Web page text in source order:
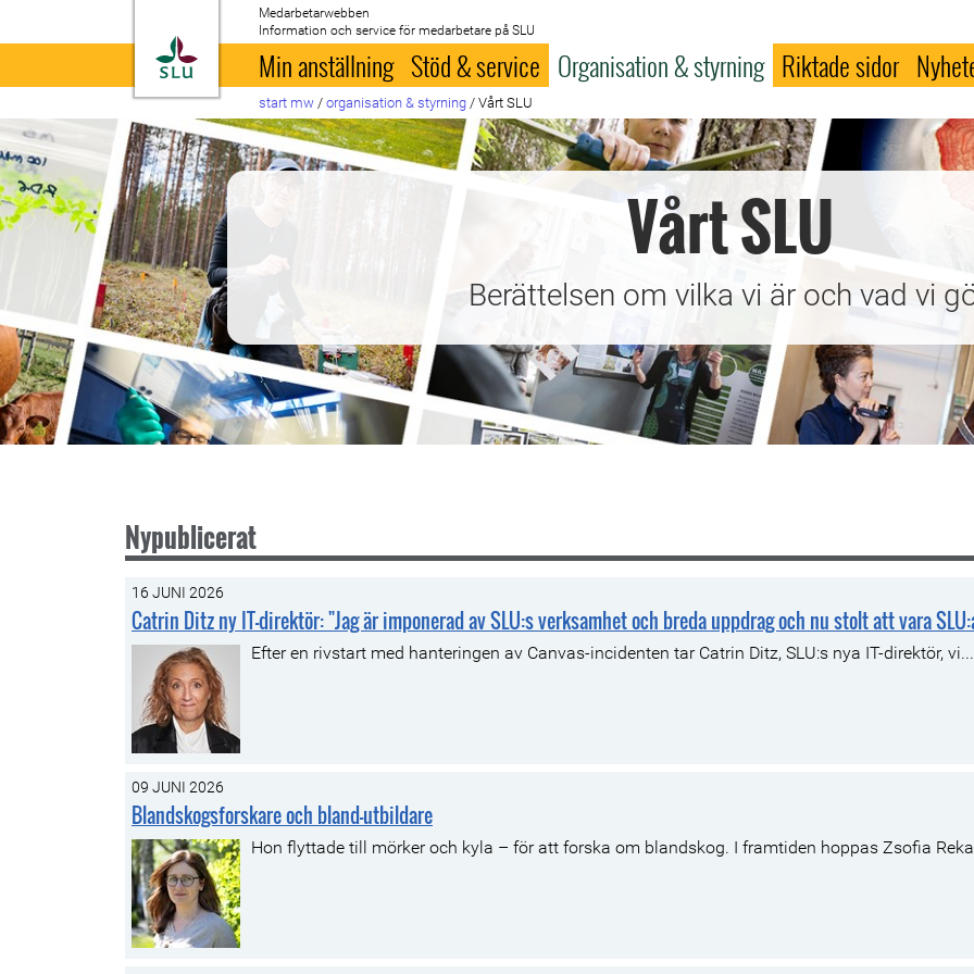
Till startsida
Medarbetarwebben
Information och service för medarbetare på SLU
Min anställning Stöd & service Organisation & styrning Riktade sidor
start mw / organisation & styrning / Vårt SLU
Vårt SLU
Berättelsen om vilka vi är och vad vi
Nypublicerat
16 JUNI 2026
Catrin Ditz ny IT-direktör: "Jag är imponerad av SLU:s verksamhet och breda uppdrag och nu stolt att vara
Efter en rivstart med hanteringen av Canvas-incidenten tar Catrin Ditz, SLU:s nya IT-direktör, vi...
09 JUNI 2026
Blandskogsforskare och bland-utbildare
Hon flyttade till mörker och kyla – för att forska om blandskog. I framtiden hoppas Zsofia